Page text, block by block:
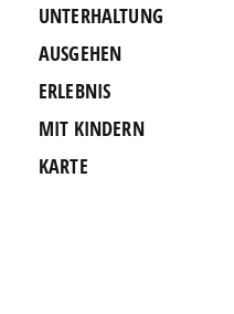
UNTERHALTUNG
AUSGEHEN
ERLEBNIS
MIT KINDERN
KARTE